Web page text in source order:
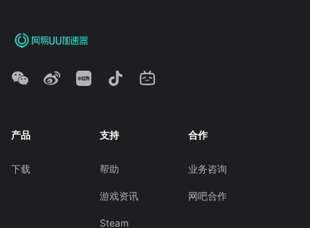
产品
下载
支持
帮助
游戏资讯
Steam
合作
业务咨询
网吧合作